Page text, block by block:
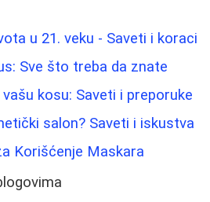
u 21. veku - Saveti i koraci
Sve što treba da znate
kosu: Saveti i preporuke
salon? Saveti i iskustva
Korišćenje Maskara